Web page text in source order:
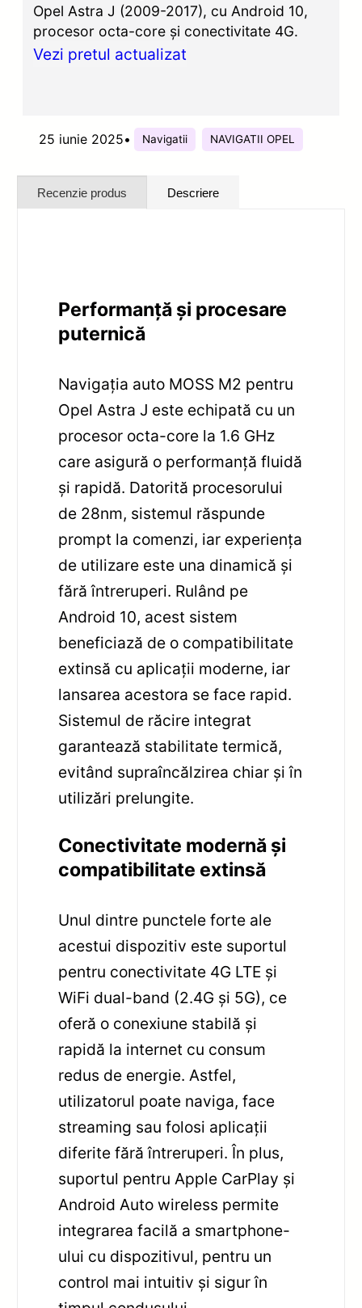
Opel Astra J (2009-2017), cu Android 10,
procesor octa-core și conectivitate 4G.
Vezi pretul actualizat
25 iunie 2025• Navigatii NAVIGATII OPEL
Recenzie produs Descriere
Performanță și procesare
puternică
Navigația auto MOSS M2 pentru
Opel Astra J este echipată cu un
procesor octa-core la 1.6 GHz
care asigură o performanță fluidă
și rapidă. Datorită procesorului
de 28nm, sistemul răspunde
prompt la comenzi, iar experiența
de utilizare este una dinamică și
fără întreruperi. Rulând pe
Android 10, acest sistem
beneficiază de o compatibilitate
extinsă cu aplicații moderne, iar
lansarea acestora se face rapid.
Sistemul de răcire integrat
garantează stabilitate termică,
evitând supraîncălzirea chiar și în
utilizări prelungite.
Conectivitate modernă și
compatibilitate extinsă
Unul dintre punctele forte ale
acestui dispozitiv este suportul
pentru conectivitate 4G LTE și
WiFi dual-band (2.4G și 5G), ce
oferă o conexiune stabilă și
rapidă la internet cu consum
redus de energie. Astfel,
utilizatorul poate naviga, face
streaming sau folosi aplicații
diferite fără întreruperi. În plus,
suportul pentru Apple CarPlay și
Android Auto wireless permite
integrarea facilă a smartphone-
ului cu dispozitivul, pentru un
control mai intuitiv și sigur în